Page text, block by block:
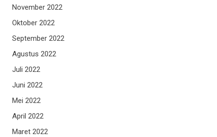
November 2022
Oktober 2022
September 2022
Agustus 2022
Juli 2022
Juni 2022
Mei 2022
April 2022
Maret 2022